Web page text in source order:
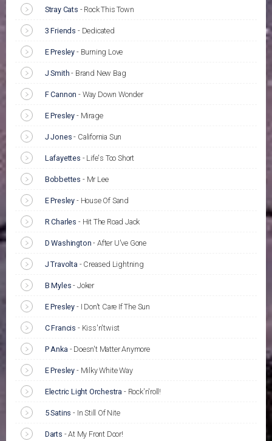
Stray Cats - Rock This Town
3 Friends - Dedicated
E Presley - Burning Love
J Smith - Brand New Bag
F Cannon - Way Down Wonder
E Presley - Mirage
J Jones - California Sun
Lafayettes - Life's Too Short
Bobbettes - Mr Lee
E Presley - House Of Sand
R Charles - Hit The Road Jack
D Washington - After U've Gone
J Travolta - Creased Lightning
B Myles - Joker
E Presley - I Don't Care If The Sun
C Francis - Kiss'n'twist
P Anka - Doesn't Matter Anymore
E Presley - Milky White Way
Electric Light Orchestra - Rock'n'roll!
5 Satins - In Still Of Nite
Darts -At My Front Door!